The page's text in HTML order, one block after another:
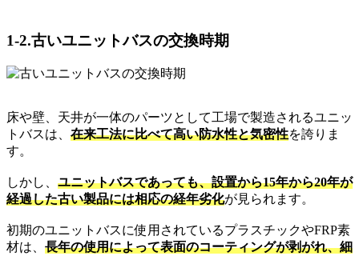
1-2.古いユニットバスの交換時期
床や壁、天井が一体のパーツとして工場で製造されるユニッ
トバスは、 在来工法に比べて高い防水性と気密性を誇りま
す。
しかし、 ユニットバスであっても、設置から15年から20年が
経過した古い製品には相応の経年劣化が見られます。
初期のユニットバスに使用されているプラスチックやFRP素
材は、 長年の使用によって表面のコーティングが剥がれ、細